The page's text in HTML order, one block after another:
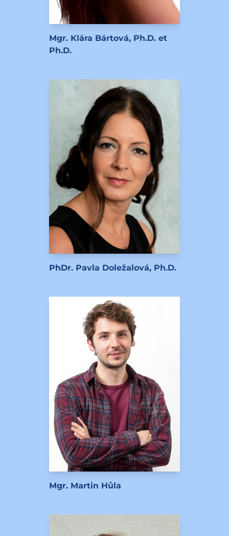
Mgr. Klára Bártová, Ph.D. et
Ph.D.
PhDr. Pavla Doležalová, Ph.D.
Mgr. Martin Hůla